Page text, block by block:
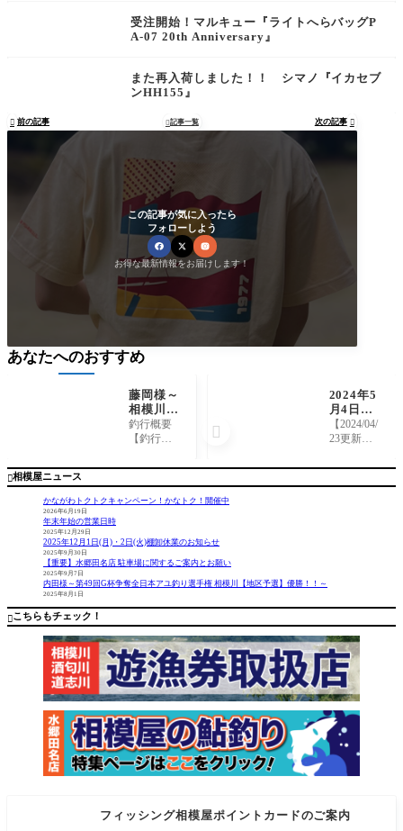
受注開始！マルキュー『ライトへらバッグP
A-07 20th Anniversary』
また再入荷しました！！ シマノ『イカセブ
ンHH155』
 前の記事 記事一覧 次の記事 
この記事が気に入ったら
フォローしよう
お得な最新情報をお届けします！
相模屋ニュース
かながわトクトクキャンペーン！かなトク！開催中
2026年6月19日
年末年始の営業日時
2025年12月29日
2025年12月1日(月)・2日(火)棚卸休業のお知らせ
2025年9月30日
【重要】水郷田名店 駐車場に関するご案内とお願い
2025年9月7日
内田様～第49回G杯争奪全日本アユ釣り選手権 相模川【地区予選】優勝！！～
2025年8月1日
こちらもチェック！
フィッシング相模屋ポイントカードのご案内
あなたへのおすすめ
藤岡様～
相模川
上依知青
少年広
5cm～
釣行概要
【釣行
5年8月16
所】 相
年広場
果】・
鮎…25cm
今日1サイ
ズの鮎情
報頂きま
した
2024年5
月4日
（土）相
模屋"手
で"ライ
【2024/04/
23更新】
つき定員
いかがで
すか？ お
